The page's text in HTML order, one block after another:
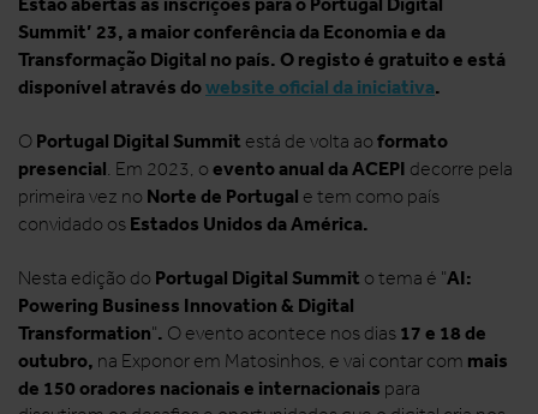
Summit’ 23, a maior conferência da Economia e da
Transformação Digital no país. O registo é gratuito e está
disponível através dowebsite oficial da iniciativa.
O Portugal Digital Summit está de volta ao formato
presencial. Em 2023, o evento anual da ACEPI decorre pela
primeira vez no Norte de Portugal e tem como país
convidado os Estados Unidos da América.
Nesta edição do Portugal Digital Summit o tema é "AI:
Powering Business Innovation & Digital
Transformation". O evento acontece nos dias 17 e 18 de
outubro, na Exponor em Matosinhos, e vai contar com mais
de 150 oradores nacionais e internacionais para